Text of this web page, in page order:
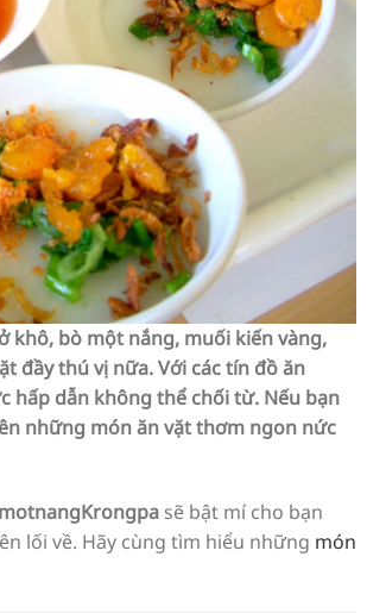
khô, bò một nắng, muối kiến vàng,
đầy thú vị nữa. Với các tín đồ ăn
hấp dẫn không thể chối từ. Nếu bạn
những món ăn vặt thơm ngon nức
sẽ bật mí cho bạn
lối về. Hãy cùng tìm hiểu những món